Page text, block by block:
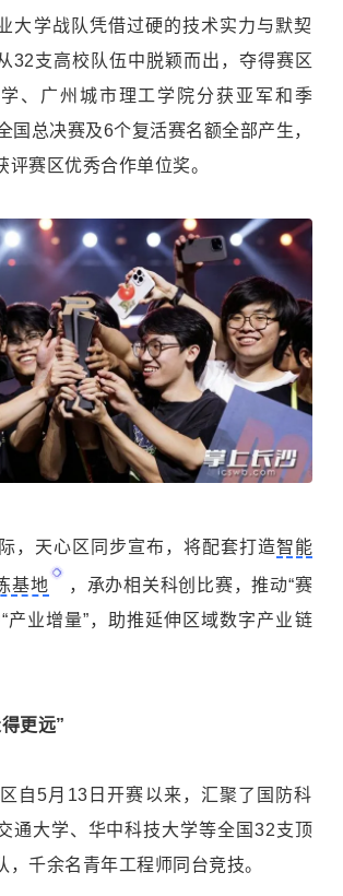
大学战队凭借过硬的技术实力与默契
32支高校队伍中脱颖而出，夺得赛区
、 广州城市理工学院分获亚军和季
国总决赛及6个复活赛名额全部产生，
评赛区优秀合作单位奖。
，天心区同步宣布，将配套打造智能
基地
，承办相关科创比赛，推动“赛
产业增量”，助推延伸区域数字产业链
更远”
自5月13日开赛以来，汇聚了国防科
通大学、 华中科技大学等全国32支顶
，千余名青年工程师同台竞技。